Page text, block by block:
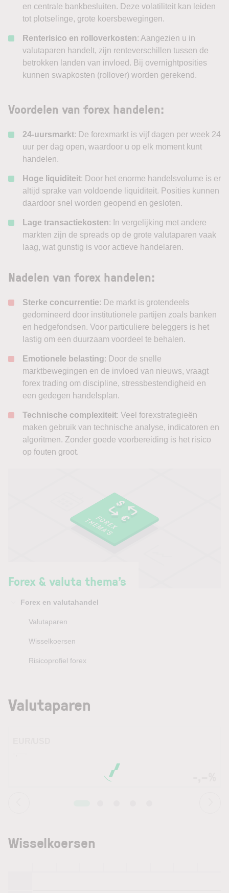
en centrale bankbesluiten. Deze volatiliteit kan leiden
tot plotselinge, grote koersbewegingen.
Renterisico en rolloverkosten: Aangezien u in
valutaparen handelt, zijn renteverschillen tussen de
betrokken landen van invloed. Bij overnightposities
kunnen swapkosten (rollover) worden gerekend.
Voordelen van forex handelen:
24-uursmarkt: De forexmarkt is vijf dagen per week 24
uur per dag open, waardoor u op elk moment kunt
handelen.
Hoge liquiditeit: Door het enorme handelsvolume is er
altijd sprake van voldoende liquiditeit. Posities kunnen
daardoor snel worden geopend en gesloten.
Lage transactiekosten: In vergelijking met andere
markten zijn de spreads op de grote valutaparen vaak
laag, wat gunstig is voor actieve handelaren.
Nadelen van forex handelen:
Sterke concurrentie: De markt is grotendeels
gedomineerd door institutionele partijen zoals banken
en hedgefondsen. Voor particuliere beleggers is het
lastig om een duurzaam voordeel te behalen.
Emotionele belasting: Door de snelle
marktbewegingen en de invloed van nieuws, vraagt
forex trading om discipline, stressbestendigheid en
een gedegen handelsplan.
Technische complexiteit: Veel forexstrategieën
maken gebruik van technische analyse, indicatoren en
algoritmen. Zonder goede voorbereiding is het risico
op fouten groot.
Forex & valuta thema’s
Forex en valutahandel
Valutaparen
Wisselkoersen
Risicoprofiel forex
Valutaparen
Wisselkoersen